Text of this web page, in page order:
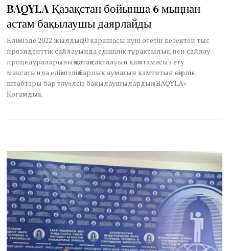
t
o
b
e
7
,
2
BAQYLA Қазақстан бойынша 6 мыңнан
астам бақылаушы даярлайды
Елімізде 2022 жылдың 20 қарашасы күні өтетін кезектен тыс
президенттік сайлауында елішілік тұрақтылық пен сайлау
процедураларының қатаң сақталуын қамтамасыз ету
мақсатында еліміздің барлық аумағын қамтитын өңірлік
штабтары бар тәуелсіз бақылаушылардың «BAQYLA»
Қоғамдық